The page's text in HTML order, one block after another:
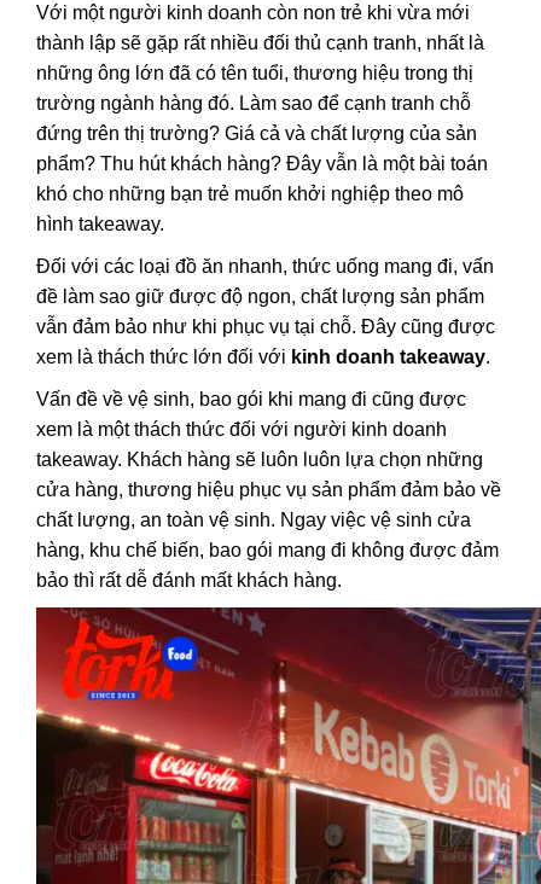
Với một người kinh doanh còn non trẻ khi vừa mới
thành lập sẽ gặp rất nhiều đối thủ cạnh tranh, nhất là
những ông lớn đã có tên tuổi, thương hiệu trong thị
trường ngành hàng đó. Làm sao để cạnh tranh chỗ
đứng trên thị trường? Giá cả và chất lượng của sản
phẩm? Thu hút khách hàng? Đây vẫn là một bài toán
khó cho những bạn trẻ muốn khởi nghiệp theo mô
hình takeaway.
Đối với các loại đồ ăn nhanh, thức uống mang đi, vấn
đề làm sao giữ được độ ngon, chất lượng sản phẩm
vẫn đảm bảo như khi phục vụ tại chỗ. Đây cũng được
xem là thách thức lớn đối với kinh doanh takeaway.
Vấn đề về vệ sinh, bao gói khi mang đi cũng được
xem là một thách thức đối với người kinh doanh
takeaway. Khách hàng sẽ luôn luôn lựa chọn những
cửa hàng, thương hiệu phục vụ sản phẩm đảm bảo về
chất lượng, an toàn vệ sinh. Ngay việc vệ sinh cửa
hàng, khu chế biến, bao gói mang đi không được đảm
bảo thì rất dễ đánh mất khách hàng.